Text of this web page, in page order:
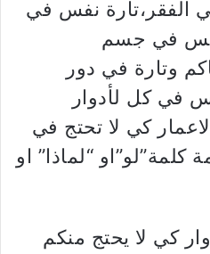
الفقر،تارة نفس في
في جسم
وتارة في دور
في كل لأدوار
كي لا تحتج في
“لماذا” او
كي لا يحتج منكم